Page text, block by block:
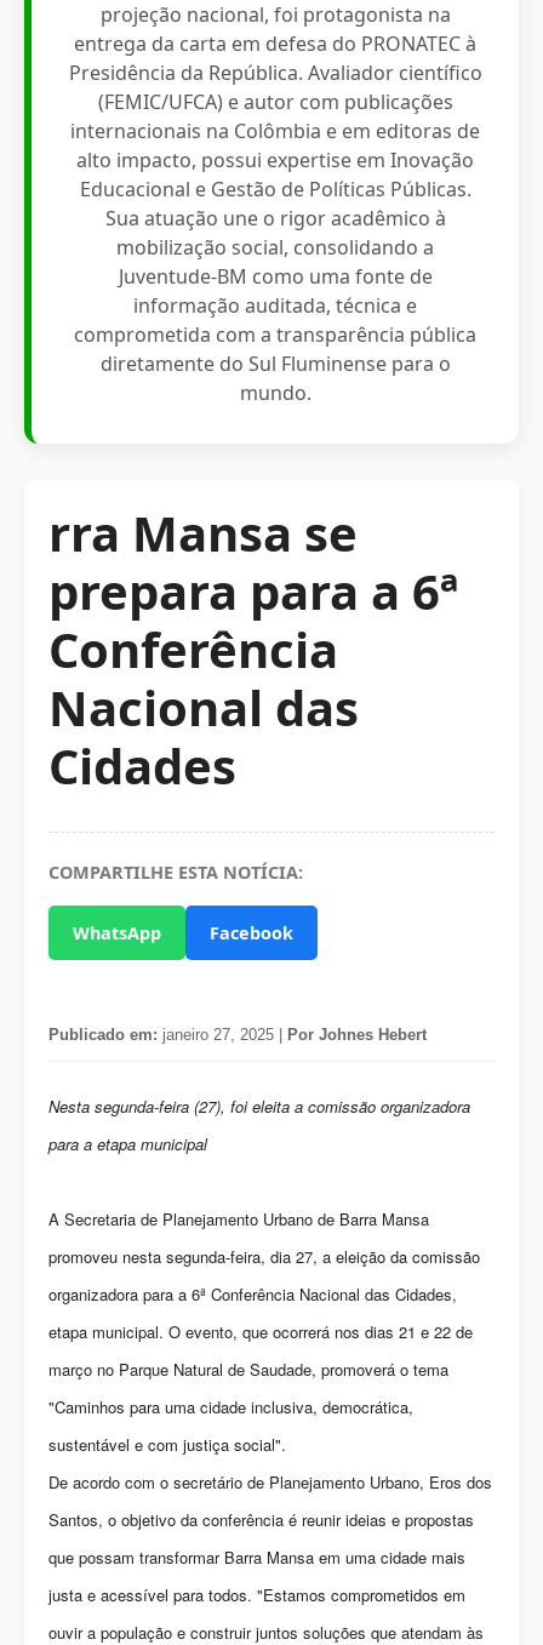
projeção nacional, foi protagonista na
entrega da carta em defesa do PRONATEC à
Presidência da República. Avaliador científico
(FEMIC/UFCA) e autor com publicações
internacionais na Colômbia e em editoras de
alto impacto, possui expertise em Inovação
Educacional e Gestão de Políticas Públicas.
Sua atuação une o rigor acadêmico à
mobilização social, consolidando a
Juventude-BM como uma fonte de
informação auditada, técnica e
comprometida com a transparência pública
diretamente do Sul Fluminense para o
mundo.
rra Mansa se
prepara para a 6ª
Conferência
Nacional das
Cidades
COMPARTILHE ESTA NOTÍCIA:
WhatsApp Facebook
Publicado em: janeiro 27, 2025 | Por Johnes Hebert
Nesta segunda-feira (27), foi eleita a comissão organizadora
para a etapa municipal
A Secretaria de Planejamento Urbano de Barra Mansa
promoveu nesta segunda-feira, dia 27, a eleição da comissão
organizadora para a 6ª Conferência Nacional das Cidades,
etapa municipal. O evento, que ocorrerá nos dias 21 e 22 de
março no Parque Natural de Saudade, promoverá o tema
"Caminhos para uma cidade inclusiva, democrática,
sustentável e com justiça social".
De acordo com o secretário de Planejamento Urbano, Eros dos
Santos, o objetivo da conferência é reunir ideias e propostas
que possam transformar Barra Mansa em uma cidade mais
justa e acessível para todos. "Estamos comprometidos em
ouvir a população e construir juntos soluções que atendam às